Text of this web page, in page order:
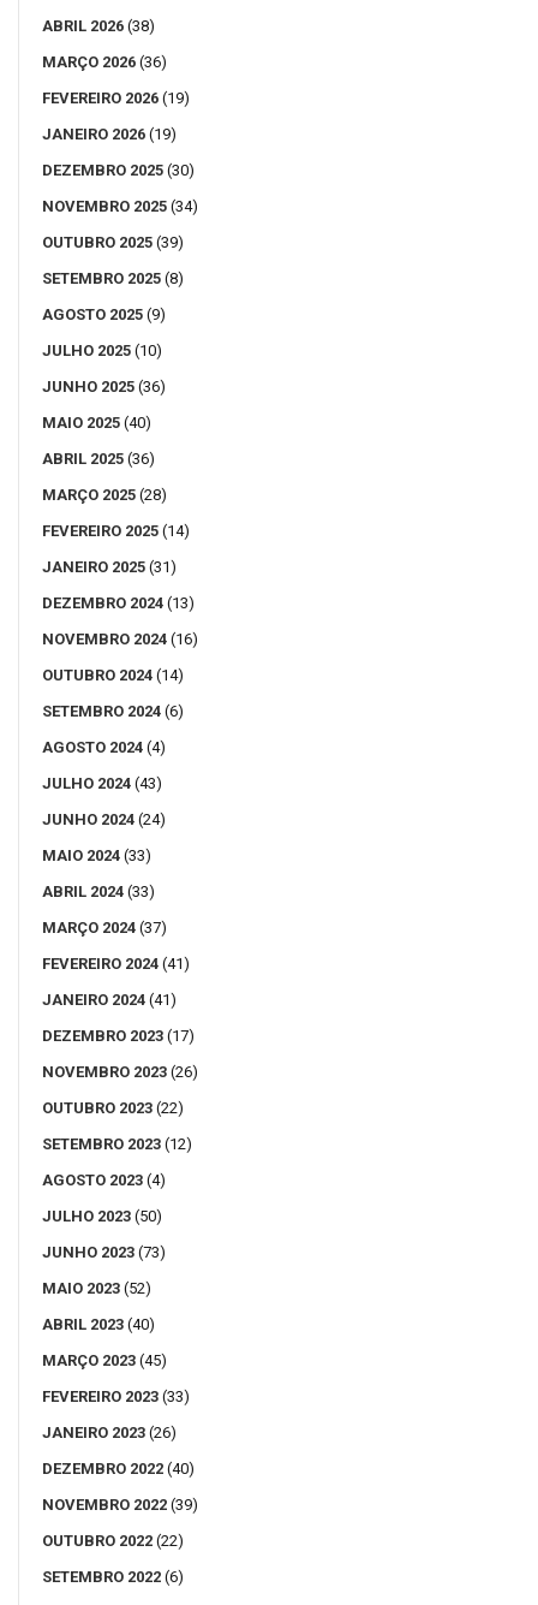
ABRIL 2026 (38)
MARÇO 2026 (36)
FEVEREIRO 2026 (19)
JANEIRO 2026 (19)
DEZEMBRO 2025 (30)
NOVEMBRO 2025 (34)
OUTUBRO 2025 (39)
SETEMBRO 2025 (8)
AGOSTO 2025 (9)
JULHO 2025 (10)
JUNHO 2025 (36)
MAIO 2025 (40)
ABRIL 2025 (36)
MARÇO 2025 (28)
FEVEREIRO 2025 (14)
JANEIRO 2025 (31)
DEZEMBRO 2024 (13)
NOVEMBRO 2024 (16)
OUTUBRO 2024 (14)
SETEMBRO 2024 (6)
AGOSTO 2024 (4)
JULHO 2024 (43)
JUNHO 2024 (24)
MAIO 2024 (33)
ABRIL 2024 (33)
MARÇO 2024 (37)
FEVEREIRO 2024 (41)
JANEIRO 2024 (41)
DEZEMBRO 2023 (17)
NOVEMBRO 2023 (26)
OUTUBRO 2023 (22)
SETEMBRO 2023 (12)
AGOSTO 2023 (4)
JULHO 2023 (50)
JUNHO 2023 (73)
MAIO 2023 (52)
ABRIL 2023 (40)
MARÇO 2023 (45)
FEVEREIRO 2023 (33)
JANEIRO 2023 (26)
DEZEMBRO 2022 (40)
NOVEMBRO 2022 (39)
OUTUBRO 2022 (22)
SETEMBRO 2022 (6)